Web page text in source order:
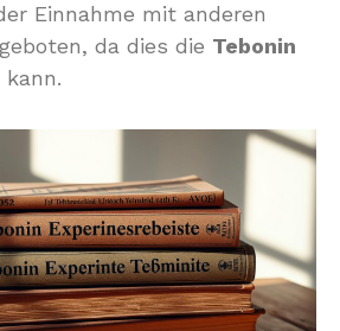
Einnahme mit anderen
da dies die Tebonin
kann.